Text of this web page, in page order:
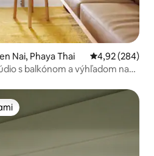
Nai, Phaya Thai Priemerné
4,92 (284)
s balkónom a výhľadom na